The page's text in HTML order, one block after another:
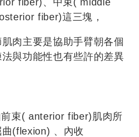
fiber)這三塊，
肉主要是協助手臂朝各個
與功能性也有些許的差異
前束( anterior fiber)肌肉所
(flexion) 、內收